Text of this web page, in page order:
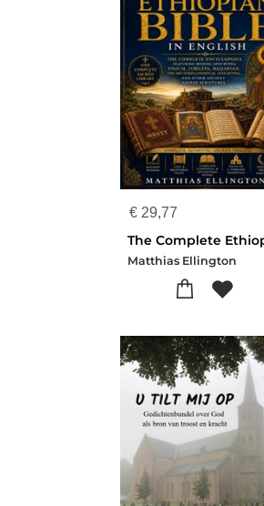
€ 29,77
Matthias Ellington